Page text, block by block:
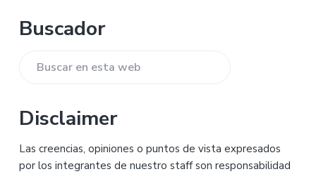
Barra
lateral
Buscador
Buscar
esta
web
Disclaimer
Las creencias, opiniones o puntos de vista expresados
por los integrantes de nuestro staff son responsabilidad